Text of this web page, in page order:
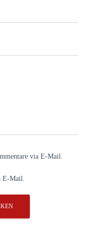
via E-Mail.
E-Mail.